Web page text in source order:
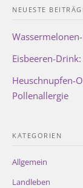
NEUESTE
Eisbeeren-
Heuschnupfen-
Pollenallergie
KATEGORIEN
Allgemein
Landleben